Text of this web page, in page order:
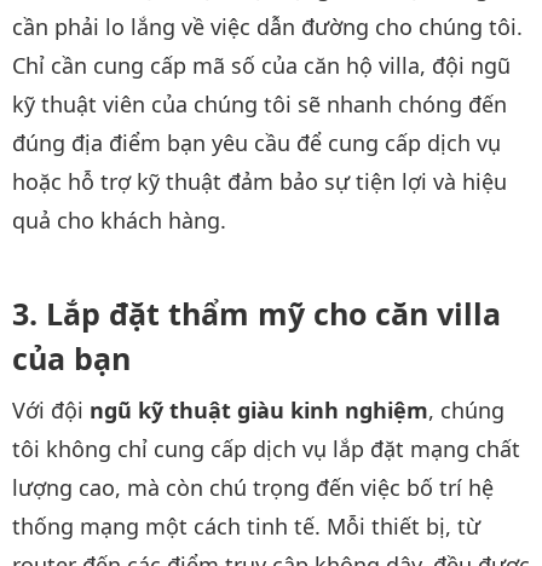
cần phải lo lắng về việc dẫn đường cho chúng tôi.
Chỉ cần cung cấp mã số của căn hộ villa, đội ngũ
kỹ thuật viên của chúng tôi sẽ nhanh chóng đến
đúng địa điểm bạn yêu cầu để cung cấp dịch vụ
hoặc hỗ trợ kỹ thuật đảm bảo sự tiện lợi và hiệu
quả cho khách hàng.
Lắp đặt thẩm mỹ cho căn villa
của bạn
Với đội ngũ kỹ thuật giàu kinh nghiệm, chúng
tôi không chỉ cung cấp dịch vụ lắp đặt mạng chất
lượng cao, mà còn chú trọng đến việc bố trí hệ
thống mạng một cách tinh tế. Mỗi thiết bị, từ